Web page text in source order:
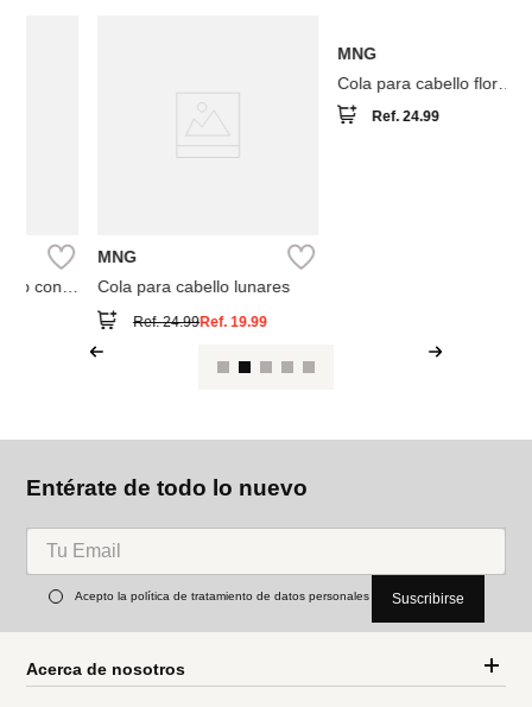
MNG
Cola para cabello flor
Ref.24.99
MNG
Pack 2 colas para cabello
abalorios
Ref.24.99
Entérate de todo lo nuevo
Acepto la política de tratamiento de datos personales Suscribirse
Acerca de nosotros